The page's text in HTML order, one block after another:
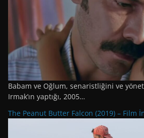
Babam ve Oğlum, senaristliğini ve
Irmak’ın yaptığı, 2005…
The Peanut Butter Falcon (2019) – Film